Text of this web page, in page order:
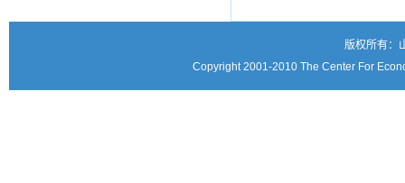
版权所有：
Copyright 2001-2010 The Center For